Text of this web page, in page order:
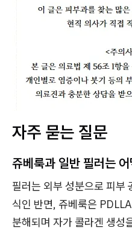
자주 묻는 질문
쥬베룩과 일반 필러는
필러는 외부 성분으로 피부
식인 반면, 쥬베룩은
분해되며 자가 콜라겐 생성